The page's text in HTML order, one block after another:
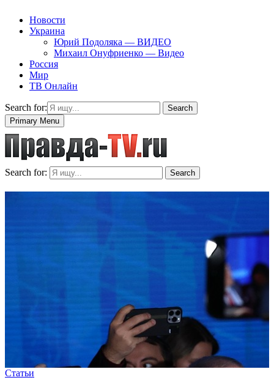
Новости
Украина
Юрий Подоляка — ВИДЕО
Михаил Онуфриенко — Видео
Россия
Мир
ТВ Онлайн
Search for:
Search
Primary Menu
Search for: Search
Статьи